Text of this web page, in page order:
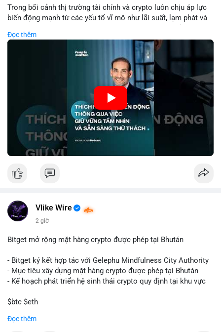
tương tự trong 24 giờ tới để xác nhận xu hướng. Không nên
hành động vội vàng dựa trên một giao dịch đơn lẻ, hãy ưu tiên
#giaodichlon
#tamlycavoi
Trong bối cảnh thị trường tài chính và crypto luôn chịu áp lực
biến động mạnh từ các yếu tố vĩ mô như lãi suất, lạm phát và
chìa khóa để đầu tư viên vượt qua giai đoạn không chắc chắn.
Thay vì phản ứng cảm xúc với những dao động ngắn hạn, các
nhà đầu tư thành công thường tập trung vào nguyên tắc cơ
bản, phân배 tài sản hợp lý và kiên持 theo kế hoạch đã định.
Điều này không chỉ giúp giảm rủi ro mà còn tạo điều kiện để
tận dụng cơ hội khi thị trường phục hồi.
🎥 Xem video trực tiếp tại:
Nguồn: VIETSUCCESS
Đọc thêm
Vlike Wire
2 giờ
Bitget mở rộng mặt hàng crypto được phép tại Bhután
- Bitget ký kết hợp tác với Gelephu Mindfulness City Authority
- Mục tiêu xây dựng mặt hàng crypto được phép tại Bhután
- Kế hoạch phát triển hệ sinh thái crypto quy định tại khu vực
$btc $eth
#vlikevn
Đọc thêm